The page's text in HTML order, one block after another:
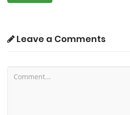
Leave a Comments